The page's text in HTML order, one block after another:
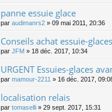
panne essuie glace
par audimanrs2 » 09 mai 2011, 20:36
Conseils achat essuie-
par JFM » 18 déc. 2017, 10:34
URGENT Essuies-glaces
par mamour-2211 » 16 déc. 2017,
localisation relais
par tomaselli » 29 sept. 2017, 15:31